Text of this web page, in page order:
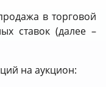
в торговой
ставок (далее –
на аукцион: